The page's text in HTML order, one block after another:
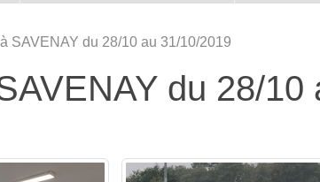
SAVENAY du 28/10 au 31/10/2019
du 28/10